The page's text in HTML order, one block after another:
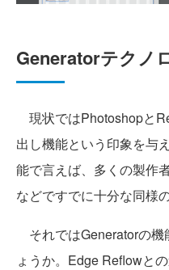
Generatorテクノ
現状ではPhotoshopと
出し機能という印象を与
能で言えば、多くの製作
などですでに十分な同様
それではGeneratorの機
ょうか。Edge Reflowと